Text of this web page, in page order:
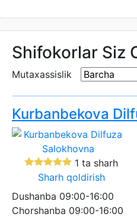
Shifokorlar Siz
Mutaxassislik
Kurbanbekova
1 ta sharh
Sharh qoldirish
Dushanba 09:00-16:00
Chorshanba 09:00-16:00